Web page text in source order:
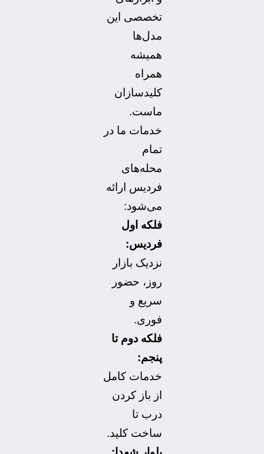
تخصصی این
مدل‌ها
همیشه
همراه
کلیدسازان
ماست.
خدمات ما در
تمام
محله‌های
فردیس ارائه
می‌شود:
فلکه اول
فردیس:
نزدیک بازار
روز، حضور
سریع و
فوری.
فلکه دوم تا
پنجم:
خدمات کامل
از باز کردن
درب تا
ساخت کلید.